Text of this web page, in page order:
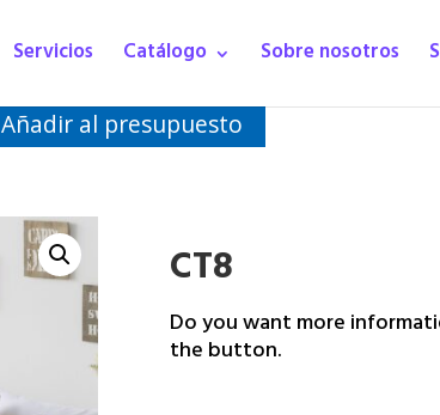
Servicios Catálogo Sobre nosotros
Añadir al presupuesto
CT8
Do you want more
the button.